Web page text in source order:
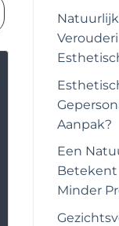
Aanpak?
Een
Betekent
Minder